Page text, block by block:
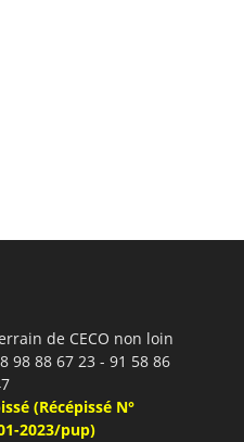
de CECO non loin
98 88 67 23 - 91 58 86
(Récépissé N°
2023/pup)